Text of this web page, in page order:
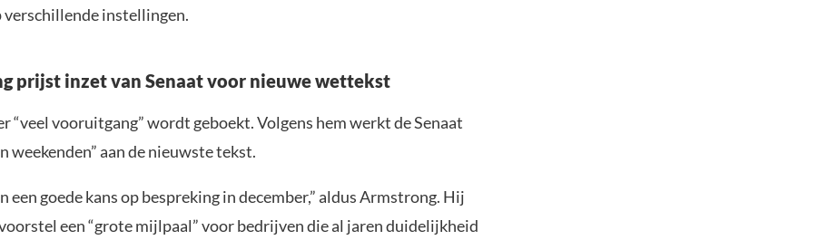
instellingen.
prijst inzet van Senaat voor nieuwe wettekst
“veel vooruitgang” wordt geboekt. Volgens hem werkt de Senaat
weekenden” aan de nieuwste tekst.
een goede kans op bespreking in december,” aldus Armstrong. Hij
een “grote mijlpaal” voor bedrijven die al jaren duidelijkheid